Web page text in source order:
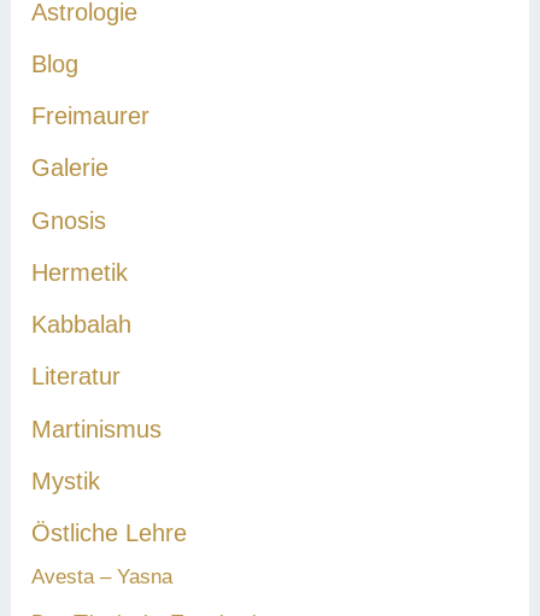
:
Astrologie
Blog
Freimaurer
Galerie
Gnosis
Hermetik
Kabbalah
Literatur
Martinismus
Mystik
Östliche Lehre
Avesta – Yasna